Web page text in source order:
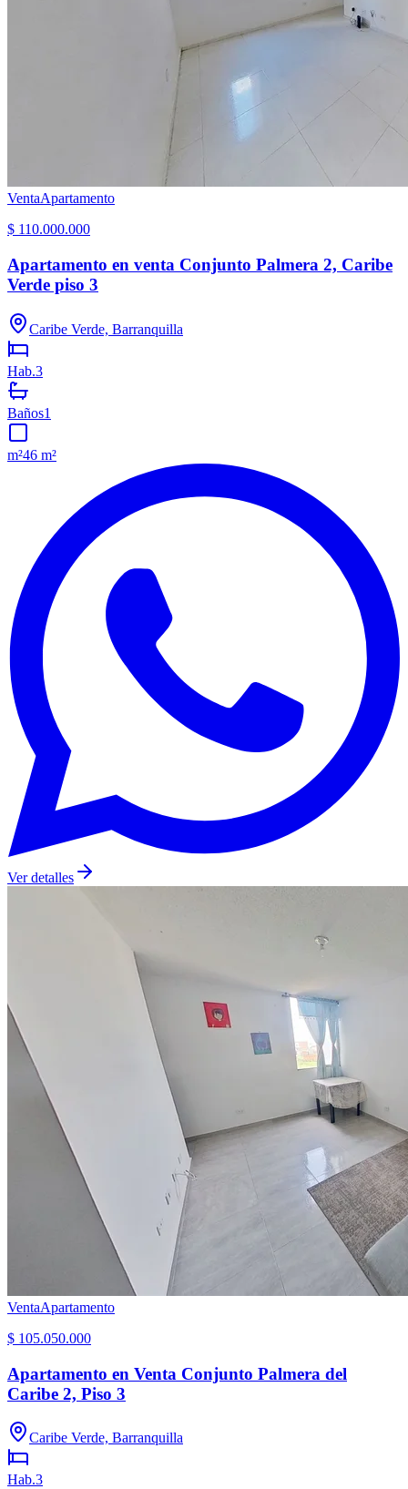
VentaApartamento
$ 110.000.000
Apartamento en venta Conjunto Palmera 2, Caribe
Verde piso 3
Caribe Verde, Barranquilla
Hab.3
Baños1
m²46 m²
Ver detalles
VentaApartamento
$ 105.050.000
Apartamento en Venta Conjunto Palmera del
Caribe 2, Piso 3
Caribe Verde, Barranquilla
Hab.3